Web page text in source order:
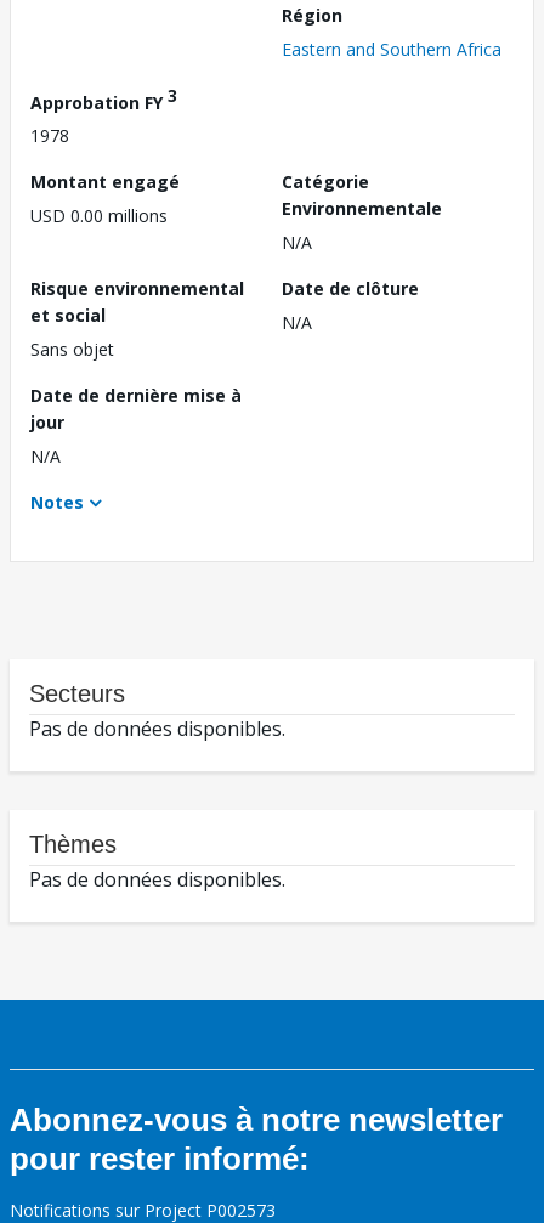
Région
Eastern and Southern Africa
Approbation FY3
1978
Montant engagé
USD 0.00 millions
Catégorie
Environnementale
N/A
Risque environnemental
et social
Sans objet
Date de clôture
N/A
Date de dernière mise à
jour
N/A
Notes
Secteurs
Pas de données disponibles.
Thèmes
Pas de données disponibles.
Abonnez-vous à notre newsletter
pour rester informé:
Notifications sur Project P002573